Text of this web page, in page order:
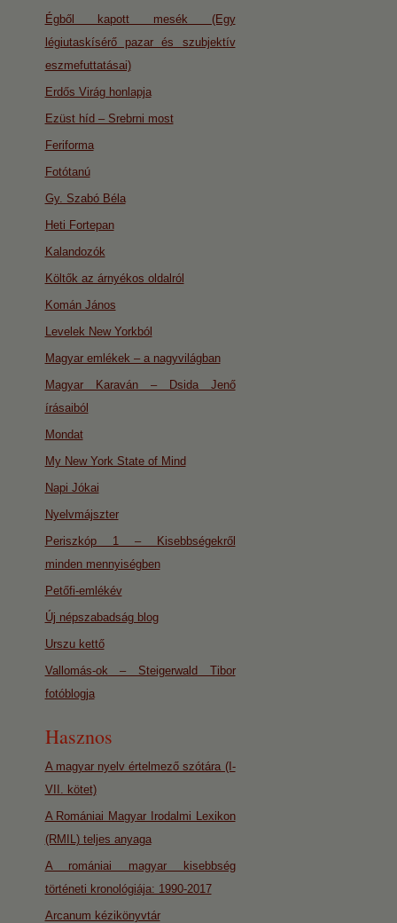
Égből kapott mesék (Egy
légiutaskísérő pazar és szubjektív
eszmefuttatásai)
Erdős Virág honlapja
Ezüst híd – Srebrni most
Feriforma
Fotótanú
Gy. Szabó Béla
Heti Fortepan
Kalandozók
Költők az árnyékos oldalról
Komán János
Levelek New Yorkból
Magyar emlékek – a nagyvilágban
Magyar Karaván – Dsida Jenő
írásaiból
Mondat
My New York State of Mind
Napi Jókai
Nyelvmájszter
Periszkóp 1 – Kisebbségekről
minden mennyiségben
Petőfi-emlékév
Új népszabadság blog
Urszu kettő
Vallomás-ok – Steigerwald Tibor
fotóblogja
Hasznos
A magyar nyelv értelmező szótára (I-
VII. kötet)
A Romániai Magyar Irodalmi Lexikon
(RMIL) teljes anyaga
A romániai magyar kisebbség
történeti kronológiája: 1990-2017
Arcanum kézikönyvtár